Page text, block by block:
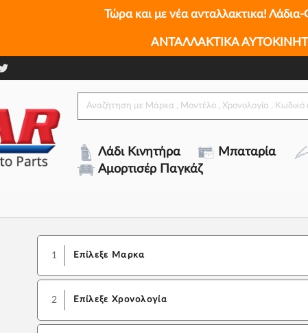
Τώρα και με νέα ανταλλακτικα!
ΑΝΤΑΛΛΑΚΤΙΚΑ
Λάδι Κινητήρα Μπαταρία
Αμορτισέρ Παγκάζ
1 Επίλεξε Μαρκα
2 Επίλεξε Χρονολογία